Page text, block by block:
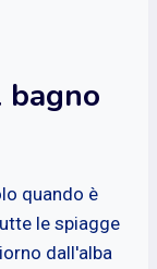
bagno
quando è
le spiagge
dall'alba